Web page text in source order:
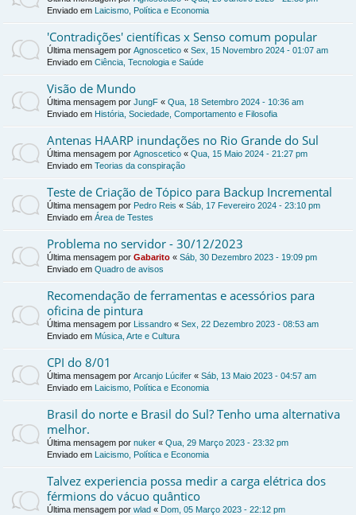
Enviado em Laicismo, Política e Economia
'Contradições' científicas x Senso comum popular
Última mensagem por Agnoscetico « Sex, 15 Novembro 2024 - 01:07 am
Enviado em Ciência, Tecnologia e Saúde
Visão de Mundo
Última mensagem por JungF « Qua, 18 Setembro 2024 - 10:36 am
Enviado em História, Sociedade, Comportamento e Filosofia
Antenas HAARP inundações no Rio Grande do Sul
Última mensagem por Agnoscetico « Qua, 15 Maio 2024 - 21:27 pm
Enviado em Teorias da conspiração
Teste de Criação de Tópico para Backup Incremental
Última mensagem por Pedro Reis « Sáb, 17 Fevereiro 2024 - 23:10 pm
Enviado em Área de Testes
Problema no servidor - 30/12/2023
Última mensagem por Gabarito « Sáb, 30 Dezembro 2023 - 19:09 pm
Enviado em Quadro de avisos
Recomendação de ferramentas e acessórios para
oficina de pintura
Última mensagem por Lissandro « Sex, 22 Dezembro 2023 - 08:53 am
Enviado em Música, Arte e Cultura
CPI do 8/01
Última mensagem por Arcanjo Lúcifer « Sáb, 13 Maio 2023 - 04:57 am
Enviado em Laicismo, Política e Economia
Brasil do norte e Brasil do Sul? Tenho uma alternativa
melhor.
Última mensagem por nuker « Qua, 29 Março 2023 - 23:32 pm
Enviado em Laicismo, Política e Economia
Talvez experiencia possa medir a carga elétrica dos
férmions do vácuo quântico
Última mensagem por wlad « Dom, 05 Março 2023 - 22:12 pm